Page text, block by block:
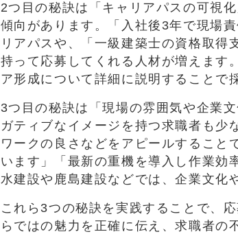
2つ目の秘訣は「キャリアパスの可視
傾向があります。「入社後3年で現場
リアパスや、「一級建築士の資格取得
持って応募してくれる人材が増えます
ア形成について詳細に説明することで
3つ目の秘訣は「現場の雰囲気や企業
ガティブなイメージを持つ求職者も少
ワークの良さなどをアピールすること
います」「最新の重機を導入し作業効
水建設や鹿島建設などでは、企業文化
これら3つの秘訣を実践することで、
らではの魅力を正確に伝え、求職者の